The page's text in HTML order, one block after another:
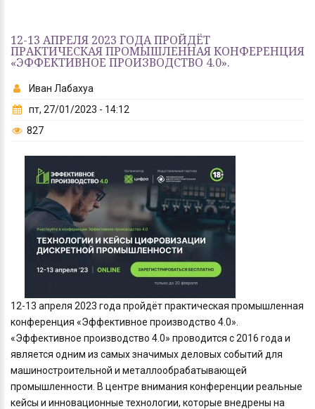
12-13 АПРЕЛЯ 2023 ГОДА ПРОЙДЁТ
ПРАКТИЧЕСКАЯ ПРОМЫШЛЕННАЯ КОНФЕРЕНЦИЯ
«ЭФФЕКТИВНОЕ ПРОИЗВОДСТВО 4.0».
Иван Лабахуа
пт, 27/01/2023 - 14:12
827
12-13 апреля 2023 года пройдёт практическая промышленная
конференция «Эффективное производство 4.0».
«Эффективное производство 4.0» проводится с 2016 года и
является одним из самых значимых деловых событий для
машиностроительной и металлообрабатывающей
промышленности. В центре внимания конференции реальные
кейсы и инновационные технологии, которые внедрены на